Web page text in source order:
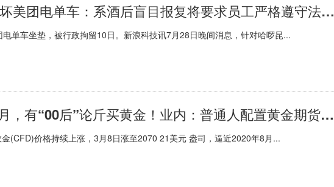
短讯！哈啰回应员工破坏美团电单车：系酒后盲目报复将要求员工严格遵守法律法规
单车坐垫，被行政拘留10日。新浪科技讯7月28日晚间消息，针对哈啰昆...
当前快讯:金价连跌4个月，有“00后”论斤买黄金！业内：普通人配置黄金期货风险大
(CFD)价格持续上涨，3月8日涨至2070 21美元 盎司，逼近2020年8月...